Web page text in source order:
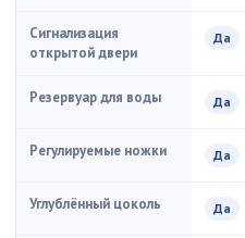
Сигнализация
открытой двери
Да
Резервуар для воды Да
Регулируемые ножки Да
Углублённый цоколь Да